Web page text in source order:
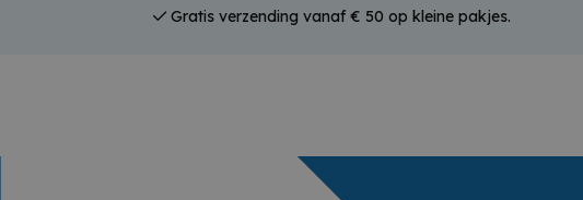
Gratis verzending vanaf € 50 op kleine pakjes.